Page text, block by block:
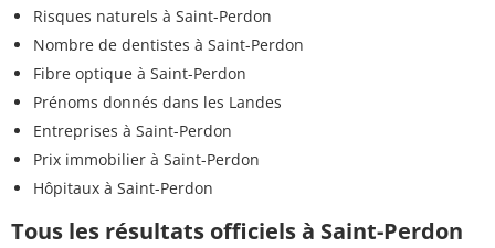
Risques naturels à Saint-Perdon
Nombre de dentistes à Saint-Perdon
Fibre optique à Saint-Perdon
Prénoms donnés dans les Landes
Entreprises à Saint-Perdon
Prix immobilier à Saint-Perdon
Hôpitaux à Saint-Perdon
Tous les résultats officiels à Saint-Perdon